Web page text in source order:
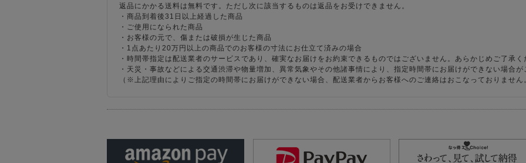
返品にかかる送料は無料です。ただし次に該当するものは返品をお受けできません。
・商品到着後31日以上経過した商品
・ご使用になられた商品
・お客様の元で、傷または破損が生じた商品
・1点あたり20万円以上の商品でのお客様の寸法にお仕立て済みの場合
・時間帯指定は配送業者のサービスであり、確実なお届けをお約束できるものではございません。あらかじめご了承く
・天災・事故などによる交通渋滞や物量増加、異常気象やその他諸事情により、指定時間帯にお届けができない場合が
（※上記理由によりご指定の時間帯にお届けができない場合、配送業者からお客様へのご連絡はおこなっておりません